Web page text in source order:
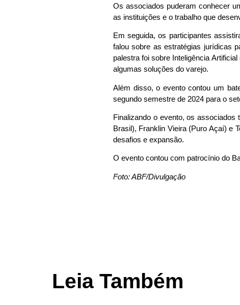
Os associados puderam conhecer
as instituições e o trabalho que
Em seguida, os participantes
falou sobre as estratégias jurídicas
palestra foi sobre Inteligência
algumas soluções do varejo.
Além disso, o evento contou um
segundo semestre de 2024 para o
Finalizando o evento, os
Brasil), Franklin Vieira (Puro Açaí) e
desafios e expansão.
O evento contou com patrocínio do
Foto: ABF/Divulgação
Leia Também